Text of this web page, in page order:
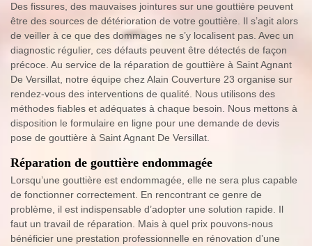
Des fissures, des mauvaises jointures sur une gouttière peuvent
être des sources de détérioration de votre gouttière. Il s’agit alors
de veiller à ce que des dommages ne s’y localisent pas. Avec un
diagnostic régulier, ces défauts peuvent être détectés de façon
précoce. Au service de la réparation de gouttière à Saint Agnant
De Versillat, notre équipe chez Alain Couverture 23 organise sur
rendez-vous des interventions de qualité. Nous utilisons des
méthodes fiables et adéquates à chaque besoin. Nous mettons à
disposition le formulaire en ligne pour une demande de devis
pose de gouttière à Saint Agnant De Versillat.
Réparation de gouttière endommagée
Lorsqu’une gouttière est endommagée, elle ne sera plus capable
de fonctionner correctement. En rencontrant ce genre de
problème, il est indispensable d’adopter une solution rapide. Il
faut un travail de réparation. Mais à quel prix pouvons-nous
bénéficier une prestation professionnelle en rénovation d’une